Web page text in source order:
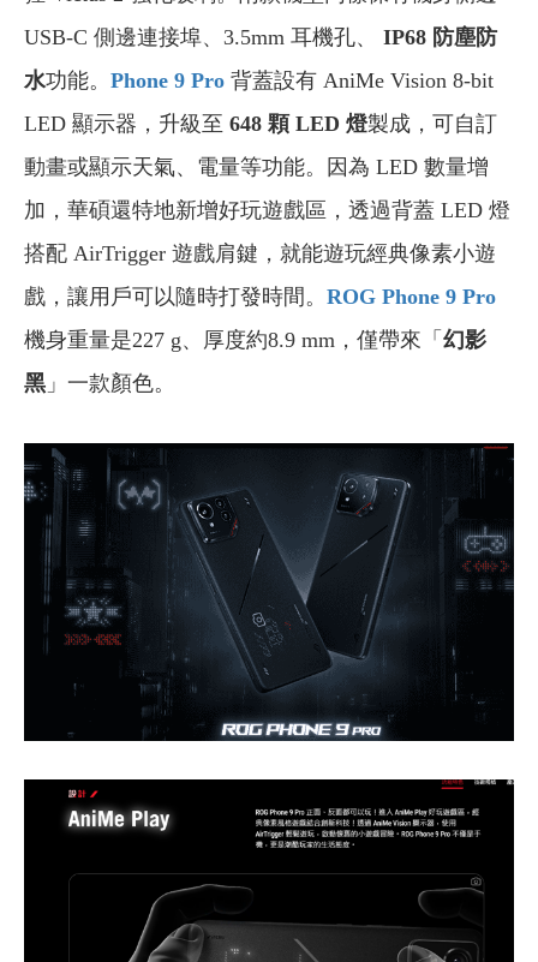
USB-C 側邊連接埠、3.5mm 耳機孔、
IP68 防塵防
水功能。 Phone 9 Pro 背蓋設有 AniMe Vision 8-bit
LED 顯示器，升級至 648 顆 LED 燈製成，可自訂
動畫或顯示天氣、電量等功能。因為 LED 數量增
加，華碩還特地新增好玩遊戲區，透過背蓋 LED 燈
搭配 AirTrigger 遊戲肩鍵，就能遊玩經典像素小遊
戲，讓用戶可以隨時打發時間。 ROG Phone 9 Pro
機身重量是227 g、厚度約8.9 mm，僅帶來「 幻影
黑 」一款顏色。